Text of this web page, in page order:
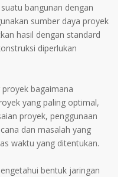
bangunan dengan
sumber daya proyek
hasil dengan standard
diperlukan
bagaimana
yang paling optimal,
proyek, penggunaan
dan masalah yang
waktu yang ditentukan.
bentuk jaringan